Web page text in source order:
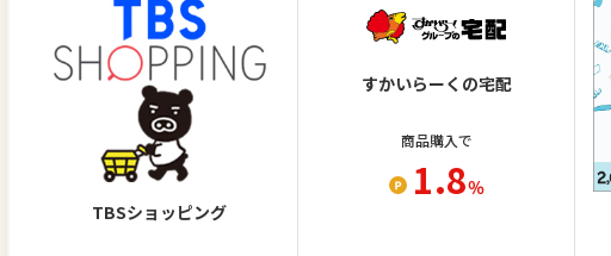
TBSショッピング
すかいらーくの宅配
商品購入で
1.8％